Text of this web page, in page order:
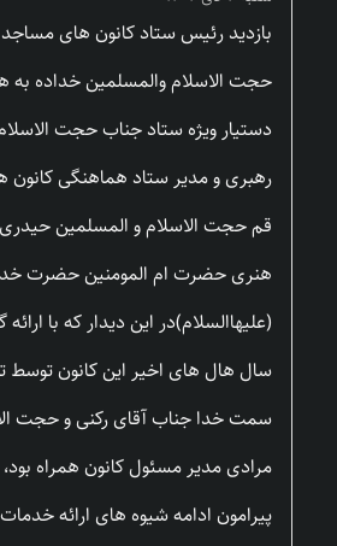
بازدید رئیس ستاد کانون های
حجت الاسلام والمسلمین خداده به
دستیار ویژه ستاد جناب حجت
رهبری و مدیر ستاد هماهنگی
قم حجت الاسلام و المسلمین حیدری
هنری حضرت ام المومنین حضرت
(علیهاالسلام)در این دیدار که با
سال هال های اخیر این کانون توسط
سمت خدا جناب آقای رکنی و حجت
مرادی مدیر مسئول کانون همراه
پیرامون ادامه شیوه های ارائه